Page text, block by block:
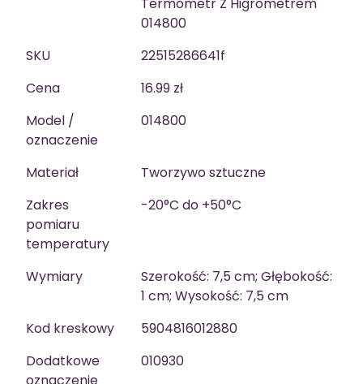
014800
SKU
22515286641f
Cena
16.99 zł
Model /
oznaczenie
014800
Materiał
Tworzywo sztuczne
Zakres
pomiaru
temperatury
-20°C do +50°C
Wymiary
Szerokość: 7,5 cm; Głębokość:
1 cm; Wysokość: 7,5 cm
Kod kreskowy
5904816012880
Dodatkowe
oznaczenie
010930